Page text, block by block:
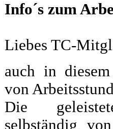
Info´s zum
Liebes TC-
auch in
von
Die
selbständig